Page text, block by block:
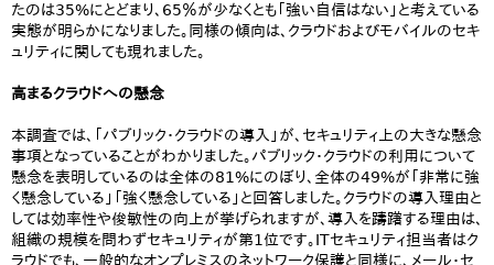
たのは35%にとどまり、65％が少なくとも「強い自信はない」と考えている
実態が明らかになりました。同様の傾向は、クラウドおよびモバイルのセキ
ュリティに関しても現れました。
高まるクラウドへの懸念
本調査では、「パブリック・クラウドの導入」が、セキュリティ上の大きな懸念
事項となっていることがわかりました。パブリック・クラウドの利用について
懸念を表明しているのは全体の81%にのぼり、全体の49%が「非常に強
く懸念している」「強く懸念している」と回答しました。クラウドの導入理由と
しては効率性や俊敏性の向上が挙げられますが、導入を躊躇する理由は、
組織の規模を問わずセキュリティが第1位です。ITセキュリティ担当者はク
ラウドでも、一般的なオンプレミスのネットワーク保護と同様に、メール・セ